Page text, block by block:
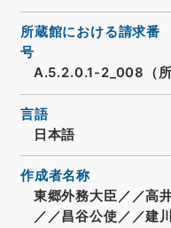
所蔵館における請求番
号
A.5.2.0.1-2_008（所
言語
日本語
作成者名称
東郷外務大臣／／高
／／昌谷公使／／建